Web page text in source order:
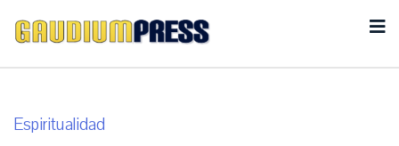
Espiritualidad